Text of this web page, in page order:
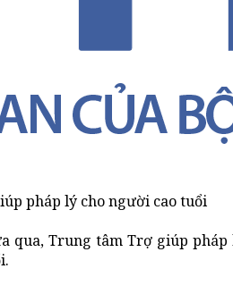
pháp lý cho người cao tuổi
qua, Trung tâm Trợ giúp